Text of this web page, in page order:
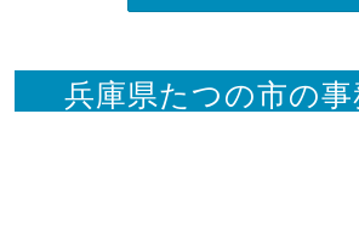
兵庫県たつの市の事